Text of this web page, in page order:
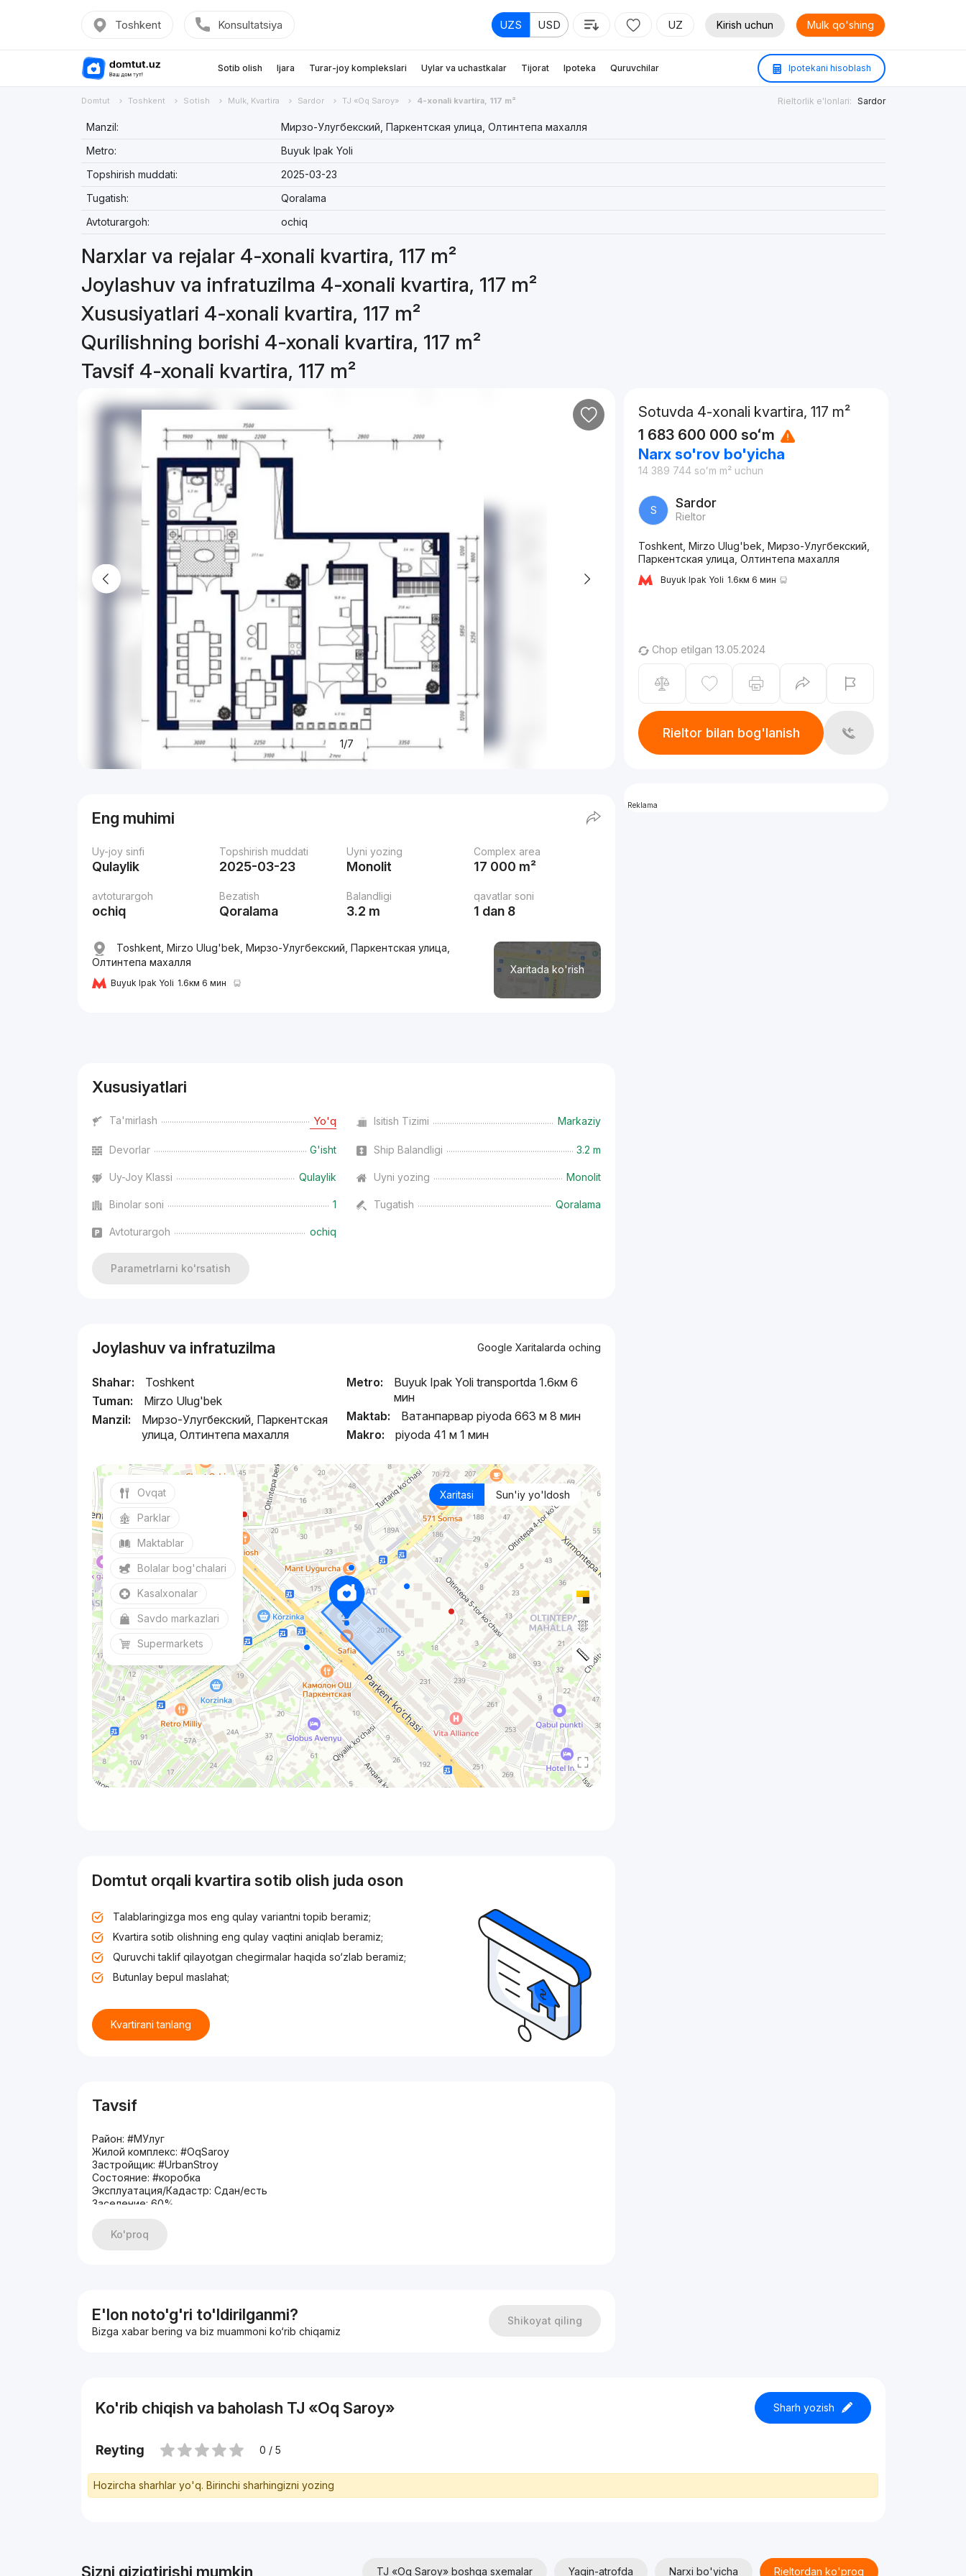
Toshkent Konsultatsiya UZS USD UZ Kirish uchun Mulk qo'shing
Sotib olish Ijara Turar-joy komplekslari Uylar va uchastkalar Tijorat Ipoteka Quruvchilar Ipotekani hisoblash
Domtut Toshkent Sotish Mulk, Kvartira Sardor TJ «Oq Saroy» 4-xonali kvartira, 117 m² Rieltorlik e'lonlari: Sardor
Manzil:
Мирзо-Улугбекский, Паркентская улица, Олтинтепа махалля
Metro:
Buyuk Ipak Yoli
Topshirish muddati:
2025-03-23
Tugatish:
Qoralama
Avtoturargoh:
ochiq
Narxlar va rejalar 4-xonali kvartira, 117 m²
Joylashuv va infratuzilma 4-xonali kvartira, 117 m²
Xususiyatlari 4-xonali kvartira, 117 m²
Qurilishning borishi 4-xonali kvartira, 117 m²
Tavsif 4-xonali kvartira, 117 m²
1/7
Eng muhimi
Uy-joy sinfi
Qulaylik
Topshirish muddati
2025-03-23
Uyni yozing
Monolit
Complex area
17 000 m²
avtoturargoh
ochiq
Bezatish
Qoralama
Balandligi
3.2 m
qavatlar soni
1 dan 8
Xaritada ko'rish
Toshkent, Mirzo Ulug'bek, Мирзо-Улугбекский, Паркентская улица,
Олтинтепа махалля
Buyuk Ipak Yoli 1.6км 6 мин
Xususiyatlari
Ta'mirlash Yo'q Isitish Tizimi Markaziy
Devorlar G'isht Ship Balandligi 3.2 m
Uy-Joy Klassi Qulaylik Uyni yozing Monolit
Binolar soni 1 Tugatish Qoralama
Avtoturargoh ochiq
Parametrlarni ko'rsatish
Joylashuv va infratuzilma Google Xaritalarda oching
Shahar:
Toshkent
Tuman:
Mirzo Ulug'bek
Manzil:
Мирзо-Улугбекский, Паркентская
улица, Олтинтепа махалля
Metro:
Buyuk Ipak Yoli transportda 1.6км 6
мин
Maktab:
Ватанпарвар piyoda 663 м 8 мин
Makro:
piyoda 41 м 1 мин
Xaritasi Sun'iy yo'ldosh
Ovqat
Parklar
Maktablar
Bolalar bog'chalari
Kasalxonalar
Savdo markazlari
Supermarkets
Domtut orqali kvartira sotib olish juda oson
Talablaringizga mos eng qulay variantni topib beramiz;
Kvartira sotib olishning eng qulay vaqtini aniqlab beramiz;
Quruvchi taklif qilayotgan chegirmalar haqida so‘zlab beramiz;
Butunlay bepul maslahat;
Kvartirani tanlang
Tavsif
Район: #МУлуг
Жилой комплекс: #OqSaroy
Застройщик: #UrbanStroy
Состояние: #коробка
Эксплуатация/Кадастр: Сдан/есть
Заселение: 60%
4/1/8
117м2
Контакт: 900443413
Сардор
Ko'proq
E'lon noto'g'ri to'ldirilganmi?
Bizga xabar bering va biz muammoni ko‘rib chiqamiz
Shikoyat qiling
Sotuvda 4-xonali kvartira, 117 m²
1 683 600 000 soʻm
Narx so'rov bo'yicha
14 389 744 soʻm m² uchun
S Sardor
Rieltor
Toshkent, Mirzo Ulug'bek, Мирзо-Улугбекский,
Паркентская улица, Олтинтепа махалля
Buyuk Ipak Yoli 1.6км 6 мин
Chop etilgan 13.05.2024
Rieltor bilan bog'lanish
Reklama
Ko'rib chiqish va baholash TJ «Oq Saroy» Sharh yozish
Reyting 0 / 5
Hozircha sharhlar yo'q. Birinchi sharhingizni yozing
Sizni qiziqtirishi mumkin TJ «Oq Saroy» boshqa sxemalar Yaqin-atrofda Narxi bo'yicha Rieltordan ko'proq